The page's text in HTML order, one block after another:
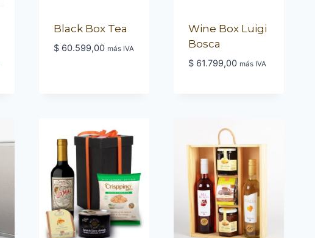
Black Box Tea
$ 60.599,00 más IVA
Wine Box Luigi
Bosca
$ 61.799,00 más IVA